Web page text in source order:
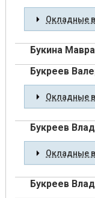
Окладные
Букина
Букреев
Окладные
Букреев
Окладные
Букреев